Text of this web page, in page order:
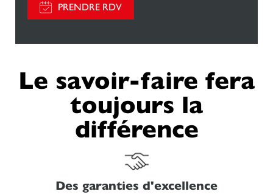
PRENDRE RDV
Le savoir-faire fera
toujours la
différence
Des garanties d'excellence